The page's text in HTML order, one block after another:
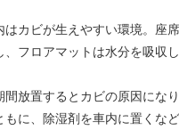
カビが生えやすい環境。座
フロアマットは水分を吸収し
間放置するとカビの原因にな
もに、除湿剤を車内に置くな